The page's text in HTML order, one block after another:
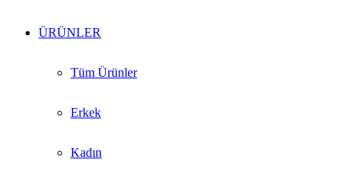
ÜRÜNLER
Tüm Ürünler
Erkek
Kadın